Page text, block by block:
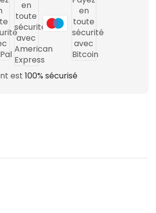
est100% sécurisé